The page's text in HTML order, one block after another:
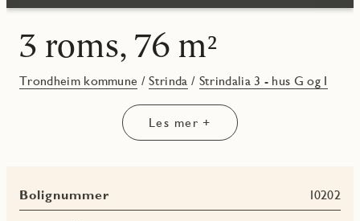
3 roms, 76 m²
Trondheim kommune /Strinda / Strindalia 3 - hus G og I
Les mer +
Bolignummer I0202